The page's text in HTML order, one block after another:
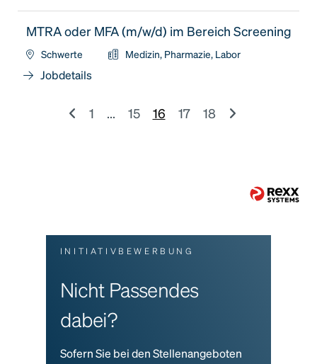
MTRA oder MFA (m/w/d) im Bereich Screening
Schwerte Medizin, Pharmazie, Labor
Jobdetails
1 ... 15 16 17 18
INITIATIVBEWERBUNG
Nicht Passendes
dabei?
Sofern Sie bei den Stellenangeboten